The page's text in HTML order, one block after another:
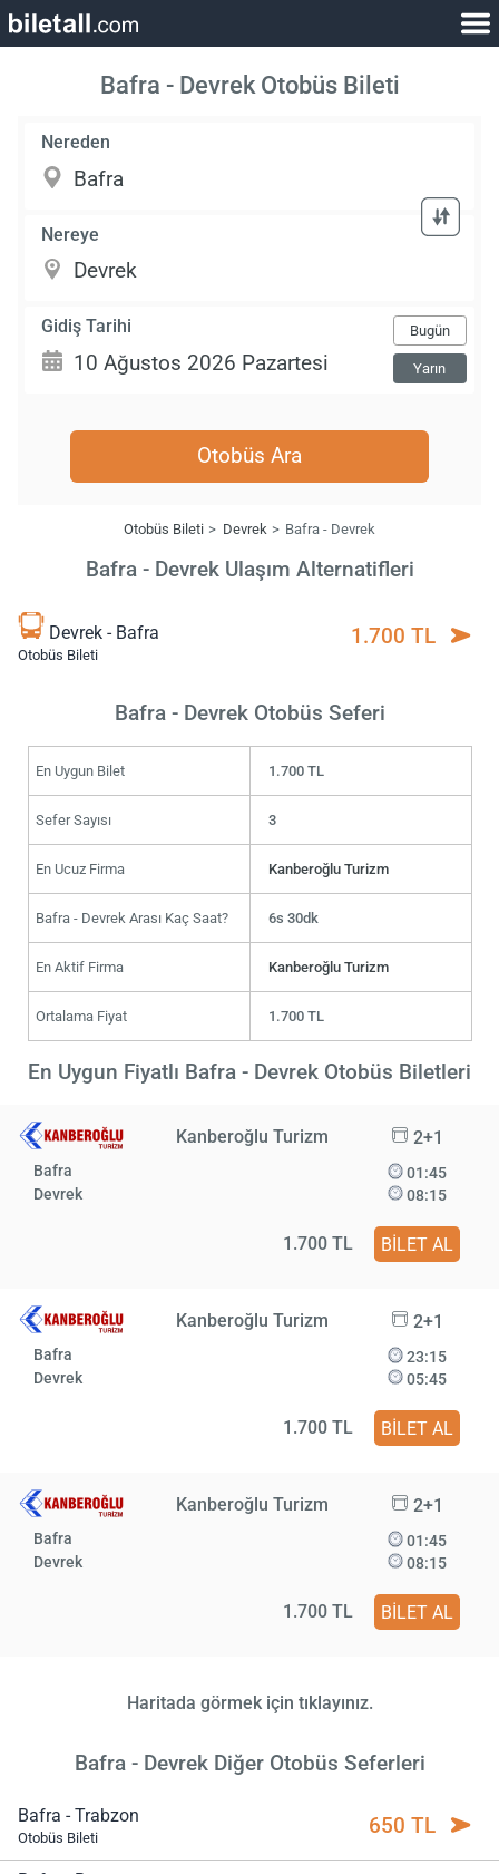
Bafra - Devrek Otobüs Bileti
Nereden
Nereye
Gidiş Tarihi Bugün
Yarın
Otobüs Ara
Otobüs Bileti Devrek Bafra - Devrek
Bafra - Devrek Ulaşım Alternatifleri
Devrek - Bafra
Otobüs Bileti
1.700 TL
Bafra - Devrek Otobüs Seferi
En Uygun Bilet 1.700 TL
Sefer Sayısı 3
En Ucuz Firma Kanberoğlu Turizm
Bafra - Devrek Arası Kaç Saat? 6s 30dk
En Aktif Firma Kanberoğlu Turizm
Ortalama Fiyat 1.700 TL
En Uygun Fiyatlı Bafra - Devrek Otobüs Biletleri
Kanberoğlu Turizm 2+1
Bafra
Devrek
01:45
08:15
1.700 TL BİLET AL
Kanberoğlu Turizm 2+1
Bafra
Devrek
23:15
05:45
1.700 TL BİLET AL
Kanberoğlu Turizm 2+1
Bafra
Devrek
01:45
08:15
1.700 TL BİLET AL
Haritada görmek için tıklayınız.
Bafra - Devrek Diğer Otobüs Seferleri
Bafra - Trabzon
Otobüs Bileti 650 TL